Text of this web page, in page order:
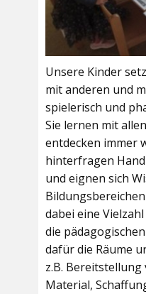
Unsere Kinder
mit anderen und
spielerisch und
Sie lernen mit
entdecken immer
hinterfragen
und eignen sich
dabei eine
die
dafür die Räume
z.B.
Material,